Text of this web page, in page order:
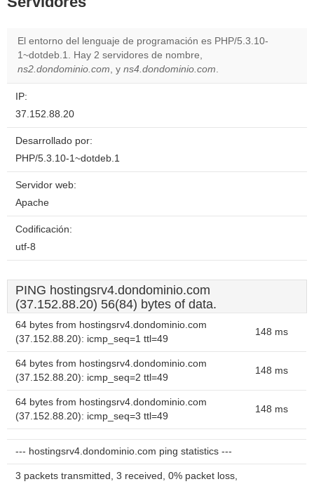
El entorno del lenguaje de programación es PHP/5.3.10-
1~dotdeb.1. Hay 2 servidores de nombre,
ns2.dondominio.com, y ns4.dondominio.com.
IP:
37.152.88.20
Desarrollado por:
PHP/5.3.10-1~dotdeb.1
Servidor web:
Apache
Codificación:
utf-8
PING hostingsrv4.dondominio.com
(37.152.88.20) 56(84) bytes of data.
64 bytes from hostingsrv4.dondominio.com
(37.152.88.20): icmp_seq=1 ttl=49
148 ms
64 bytes from hostingsrv4.dondominio.com
(37.152.88.20): icmp_seq=2 ttl=49
148 ms
64 bytes from hostingsrv4.dondominio.com
(37.152.88.20): icmp_seq=3 ttl=49
148 ms
--- hostingsrv4.dondominio.com ping statistics ---
3 packets transmitted, 3 received, 0% packet loss,